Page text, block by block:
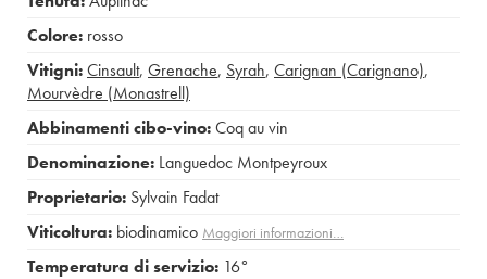
Colore: rosso
Vitigni:Cinsault, Grenache, Syrah, Carignan (Carignano),
Mourvèdre (Monastrell)
Abbinamenti cibo-vino:Coq au vin
Denominazione: Languedoc Montpeyroux
Proprietario: Sylvain Fadat
Viticoltura: biodinamico Maggiori informazioni…
Temperatura di servizio: 16°